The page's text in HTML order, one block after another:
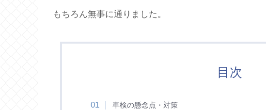
もちろん無事に通りました。
目次
車検の懸念点・対策